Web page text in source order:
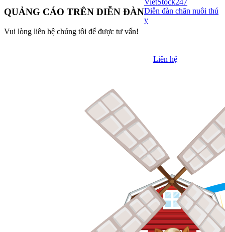
QUẢNG CÁO TRÊN DIỄN ĐÀN
Vui lòng liên hệ chúng tôi để được tư vấn!
Liên hệ
Diễn đàn chăn nuôi thú
y